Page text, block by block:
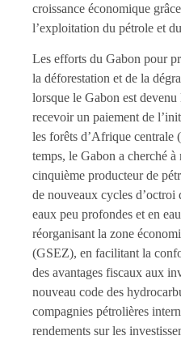
croissance économique
l’exploitation du pétrole et
Les efforts du Gabon pour
la déforestation et de la
lorsque le Gabon est
recevoir un paiement de
les forêts d’Afrique centrale
temps, le Gabon a cherché
cinquième producteur de
de nouveaux cycles d’octroi
eaux peu profondes et en
réorganisant la zone
(GSEZ), en facilitant la
des avantages fiscaux aux
nouveau code des
compagnies pétrolières
rendements sur les